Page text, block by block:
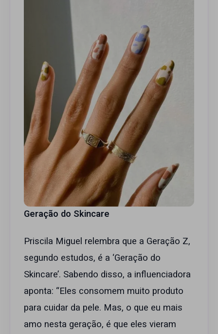
Geração do Skincare
Priscila Miguel relembra que a Geração Z,
segundo estudos, é a ‘Geração do
Skincare’. Sabendo disso, a influenciadora
aponta: “Eles consomem muito produto
para cuidar da pele. Mas, o que eu mais
amo nesta geração, é que eles vieram